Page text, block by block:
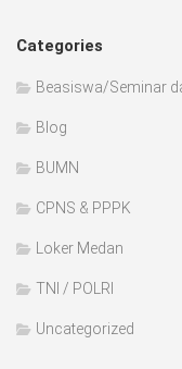
Categories
Beasiswa/Seminar
Blog
BUMN
CPNS & PPPK
Loker Medan
TNI / POLRI
Uncategorized